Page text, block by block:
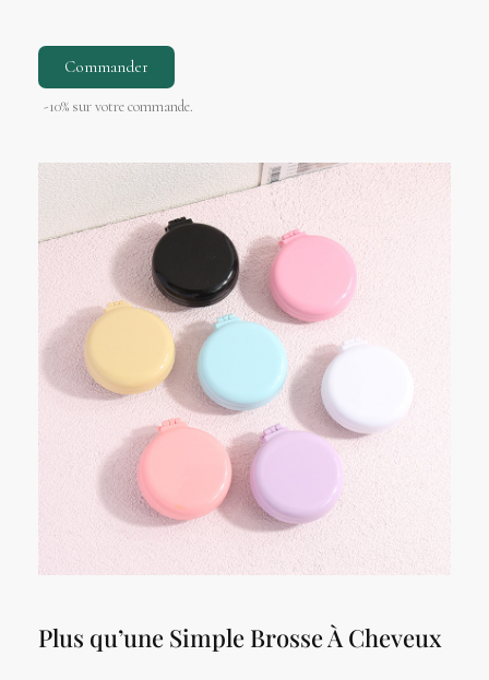
Commander
-10% sur votre commande.
Plus qu’une Simple Brosse À Cheveux